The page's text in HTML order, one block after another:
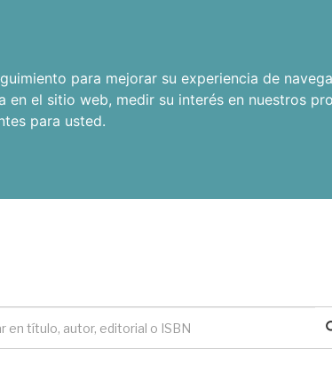
para mejorar su experiencia de
en el sitio web, medir su interés en nuestros
para usted.